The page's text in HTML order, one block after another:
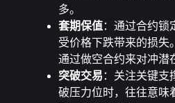
多。
套期保值：通过合约锁
受价格下跌带来的损失
通过做空合约来对冲潜
突破交易 ：关注关键支
破压力位时，往往意味